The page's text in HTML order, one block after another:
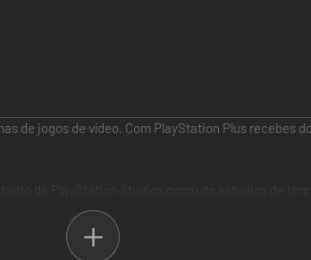
de jogos de vídeo. Com PlayStation Plus recebes
Plus estão a receber hoje: dois jogos